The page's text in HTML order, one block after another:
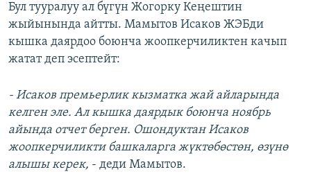
Бул тууралуу ал бүгүн Жогорку Кеңештин
жыйынында айтты. Мамытов Исаков ЖЭБди
кышка даярдоо боюнча жоопкерчиликтен качып
жатат деп эсептейт:
- Исаков премьерлик кызматка жай айларында
келген эле. Ал кышка даярдык боюнча ноябрь
айында отчет берген. Ошондуктан Исаков
жоопкерчиликти башкаларга жүктөбөстөн, өзүнө
алышы керек, - деди Мамытов.